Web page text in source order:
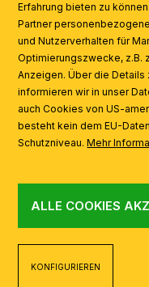
AI
Erfahrung bieten zu
Partner
und Nutzerverhalten für
Optimierungszwecke, z.B.
Anzeigen. Über die
informieren wir in unser
auch Cookies von US-
besteht kein dem EU-
Schutzniveau.Mehr
ALLE COOKIES
KONFIGURIEREN